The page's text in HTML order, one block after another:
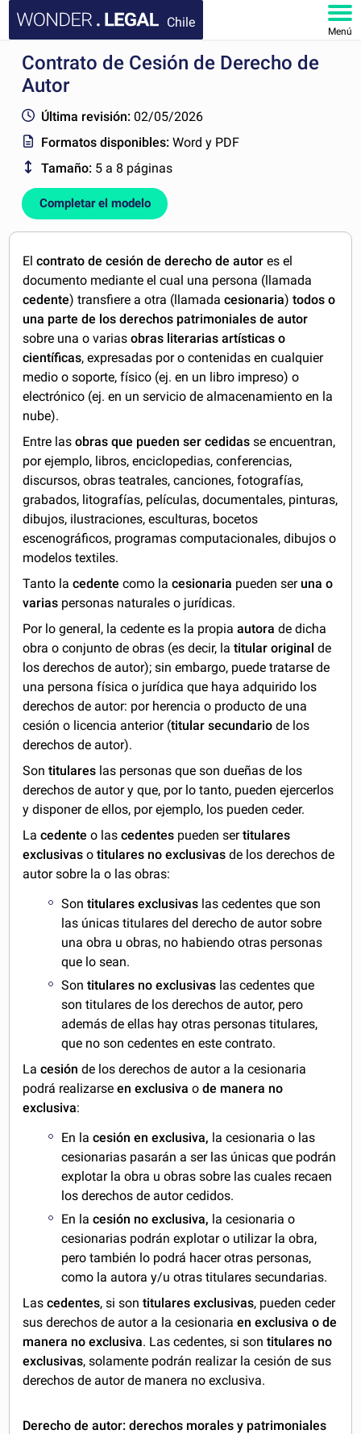
Chile
Menú
INICIO
FAQ
MI CUENTA
Contrato de Cesión de Derecho de
Autor
Última revisión: 02/05/2026
Formatos disponibles:Word y PDF
Tamaño: 5 a 8 páginas
Completar el modelo
Elcontrato de cesión de derecho de autor es el
documento mediante el cual una persona (llamada
cedente) transfiere a otra (llamadacesionaria)todos o
una parte de los derechos patrimoniales de autor
sobre una o varias obras literarias artísticas o
científicas, expresadas por o contenidas en cualquier
medio o soporte, físico (ej. en un libro impreso) o
electrónico (ej. en un servicio de almacenamiento en la
nube).
Entre lasobras que pueden ser cedidas se encuentran,
por ejemplo, libros, enciclopedias, conferencias,
discursos, obras teatrales, canciones, fotografías,
grabados, litografías, películas, documentales, pinturas,
dibujos, ilustraciones, esculturas, bocetos
escenográficos, programas computacionales, dibujos o
modelos textiles.
Tanto lacedente como lacesionaria pueden seruna o
varias personas naturales o jurídicas.
Por lo general, la cedente es la propiaautora de dicha
obra o conjunto de obras (es decir, latitular original de
los derechos de autor); sin embargo, puede tratarse de
una persona física o jurídica que haya adquirido los
derechos de autor: por herencia o producto de una
cesión o licencia anterior (titular secundario de los
derechos de autor).
Sontitulares las personas que son dueñas de los
derechos de autor y que, por lo tanto, pueden ejercerlos
y disponer de ellos, por ejemplo, los pueden ceder.
Lacedente o lascedentes pueden sertitulares
exclusivas otitulares no exclusivas de los derechos de
autor sobre la o las obras:
Sontitulares exclusivas las cedentes que son
las únicas titulares del derecho de autor sobre
una obra u obras, no habiendo otras personas
que lo sean.
Son titulares no exclusivas las cedentes que
son titulares de los derechos de autor, pero
además de ellas hay otras personas titulares,
que no son cedentes en este contrato.
Lacesión de los derechos de autor a la cesionaria
podrá realizarseen exclusiva ode manera no
exclusiva:
En lacesión en exclusiva, la cesionaria o las
cesionarias pasarán a ser las únicas que podrán
explotar la obra u obras sobre las cuales recaen
los derechos de autor cedidos.
En lacesión no exclusiva, la cesionaria o
cesionarias podrán explotar o utilizar la obra,
pero también lo podrá hacer otras personas,
como la autora y/u otras titulares secundarias.
Lascedentes, si sontitulares exclusivas, pueden ceder
sus derechos de autor a la cesionariaen exclusiva o de
manera no exclusiva. Las cedentes, si sontitulares no
exclusivas, solamente podrán realizar la cesión de sus
derechos de autor de manera no exclusiva.
Derecho de autor: derechos morales y patrimoniales